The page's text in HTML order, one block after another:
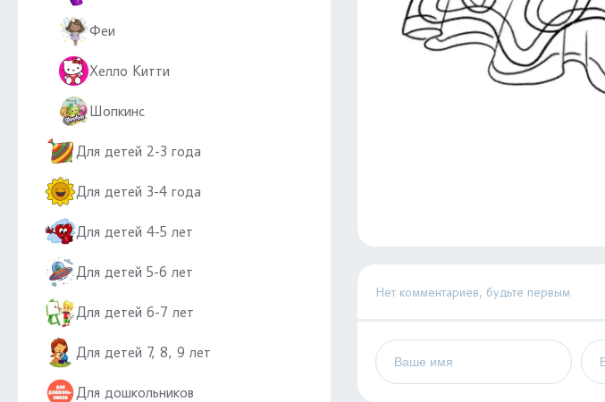
Феи
Хелло Китти
Шопкинс
Для детей 2-3 года
Для детей 3-4 года
Для детей 4-5 лет
Для детей 5-6 лет
Для детей 6-7 лет
Для детей 7, 8, 9 лет
Для дошкольников
Нет комментариев, будьте первым